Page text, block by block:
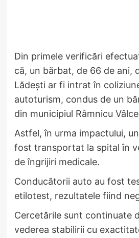
Din primele verificări
că, un bărbat, de 66 de ani,
Lădești ar fi intrat în
autoturism, condus de un
din municipiul Râmnicu
Astfel, în urma impactului,
fost transportat la spital în
de îngrijiri medicale.
Conducătorii auto au fost
etilotest, rezultatele fiind
Cercetările sunt continuate
vederea stabilirii cu